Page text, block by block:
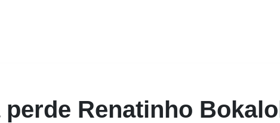
Renatinho